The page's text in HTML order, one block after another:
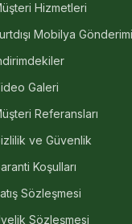
Hizmetleri
Mobilya Gönderimi
Galeri
Referansları
ve Güvenlik
Koşulları
Sözleşmesi
Sözleşmesi